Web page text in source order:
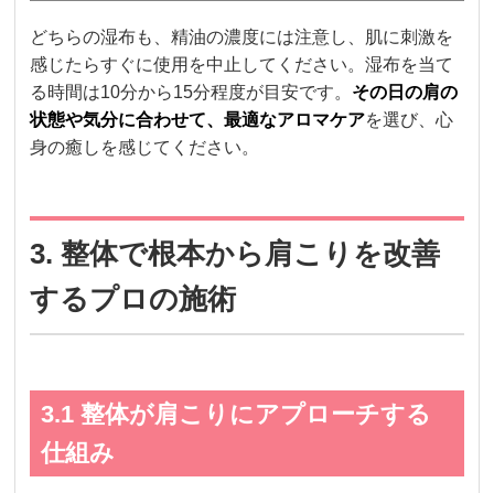
どちらの湿布も、精油の濃度には注意し、肌に刺激を
感じたらすぐに使用を中止してください。湿布を当て
る時間は10分から15分程度が目安です。 その日の肩の
状態や気分に合わせて、最適なアロマケアを選び、心
身の癒しを感じてください。
3. 整体で根本から肩こりを改善
するプロの施術
3.1 整体が肩こりにアプローチする
仕組み